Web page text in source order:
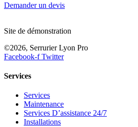
Demander un devis
Site de démonstration
©2026, Serrurier Lyon Pro
Facebook-f Twitter
Services
Services
Maintenance
Services D’assistance 24/7
Installations